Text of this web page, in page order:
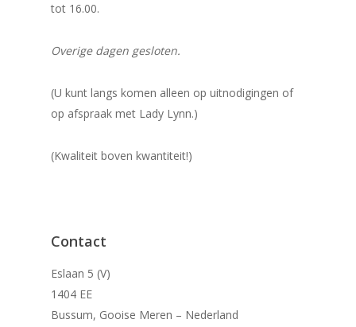
tot 16.00.
Overige dagen gesloten.
(U kunt langs komen alleen op uitnodigingen of
op afspraak met Lady Lynn.)
(Kwaliteit boven kwantiteit!)
Contact
Eslaan 5 (V)
1404 EE
Bussum, Gooise Meren – Nederland